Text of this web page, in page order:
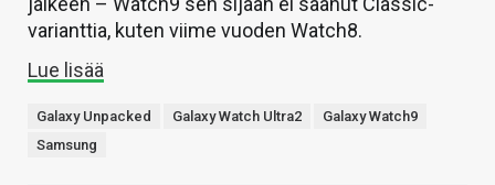
varianttia, kuten viime vuoden Watch8.
Lue lisää
Galaxy Unpacked Galaxy Watch Ultra2
Galaxy Watch9
Samsung